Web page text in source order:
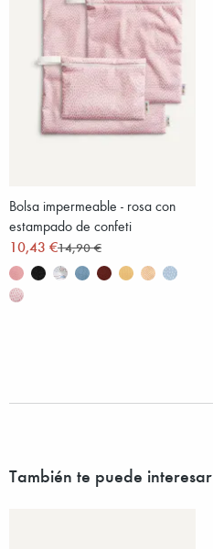
Bolsa impermeable - rosa con
estampado de confeti
10,43 €14,90 €
También te puede interesar